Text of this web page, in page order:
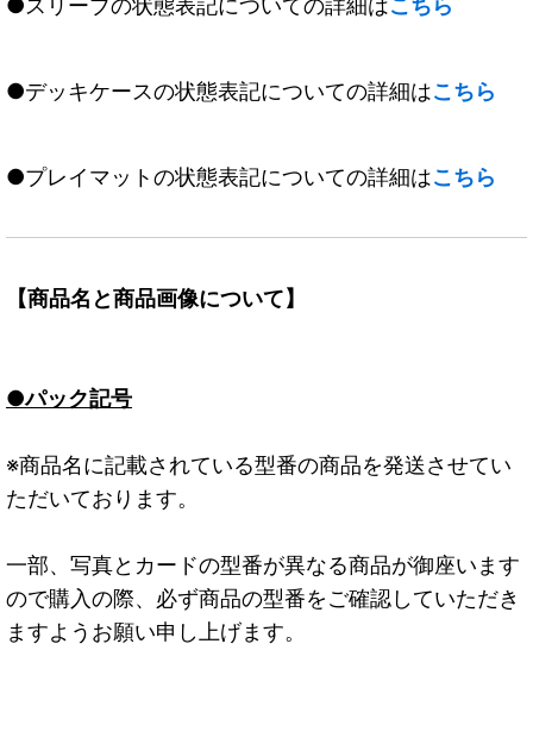
●スリーブの状態表記についての詳細はこちら
●デッキケースの状態表記についての詳細はこちら
●プレイマットの状態表記についての詳細はこちら
【商品名と商品画像について】
●パック記号
※商品名に記載されている型番の商品を発送させてい
ただいております。
一部、写真とカードの型番が異なる商品が御座います
ので購入の際、必ず商品の型番をご確認していただき
ますようお願い申し上げます。